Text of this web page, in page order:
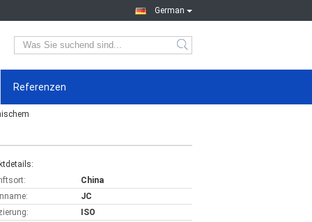
German
Referenzen
China
JC
ISO